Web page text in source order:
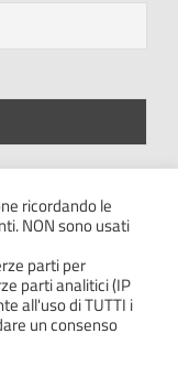
ricordando le
NON sono usati
parti per
parti analitici (IP
all'uso di TUTTI i
un consenso